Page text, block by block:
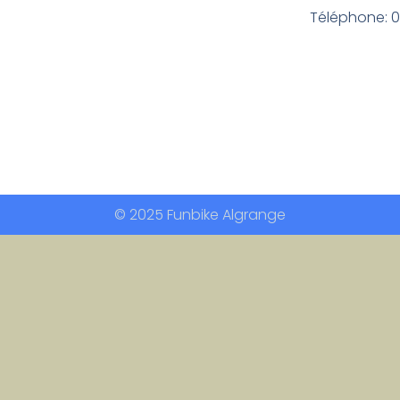
Téléphone:
© 2025 Funbike Algrange